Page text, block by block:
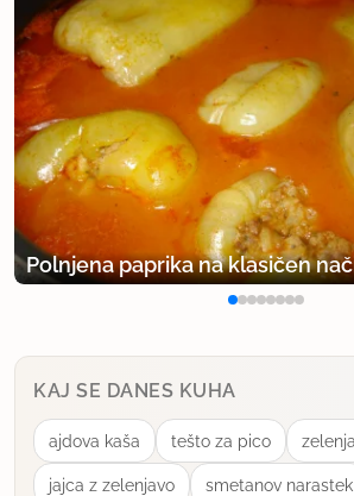
Polnjena paprika na klasičen
KAJ SE DANES KUHA
ajdova kaša tešto za pico
jajca z zelenjavo smetanov narastek